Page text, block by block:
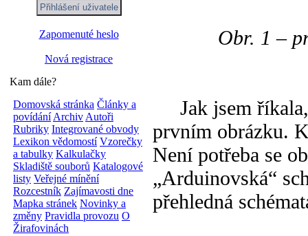
Zapomenuté heslo
Nová registrace
Kam dále?
Domovská stránka Články a
povídání Archiv Autoři
Rubriky Integrované obvody
Lexikon vědomostí Vzorečky
a tabulky Kalkulačky
Skladiště souborů Katalogové
listy Veřejné mínění
Rozcestník Zajímavosti dne
Mapka stránek Novinky a
změny Pravidla provozu O
Žirafovinách
Obr. 1 –
Jak jsem říkala,
prvním obrázku.
Není potřeba se
„Arduinovská“
přehledná